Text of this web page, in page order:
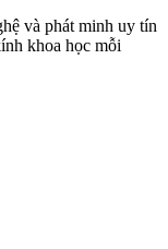
và phát minh uy tín
khoa học mỗi